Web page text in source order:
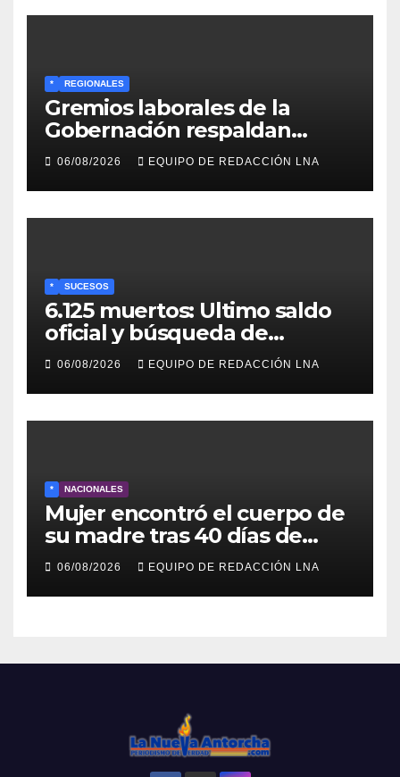
* REGIONALES
Gremios laborales de la
Gobernación respaldan
propuesta de Bono
Recreativo de 100 dólares
para jubilados, pensionados y
activos
06/08/2026 EQUIPO DE REDACCIÓN LNA
* SUCESOS
6.125 muertos: Ultimo saldo
oficial y búsqueda de
cadáveres continúa entre los
escombros
06/08/2026 EQUIPO DE REDACCIÓN LNA
* NACIONALES
Mujer encontró el cuerpo de
su madre tras 40 días de
búsqueda en Tanaguarena
06/08/2026 EQUIPO DE REDACCIÓN LNA